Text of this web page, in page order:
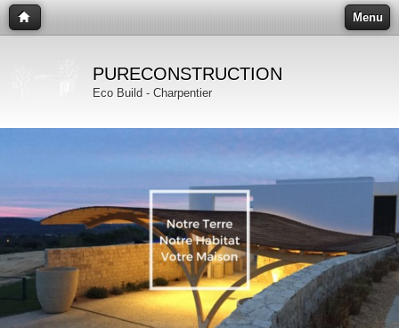
Menu
PURECONSTRUCTION
Eco Build - Charpentier